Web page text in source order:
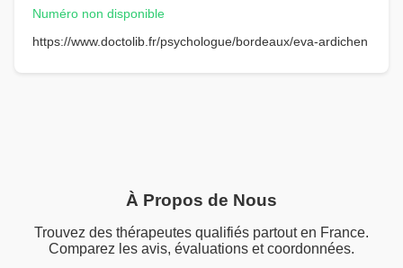
Numéro non disponible
https://www.doctolib.fr/psychologue/bordeaux/eva-ardichen
À Propos de Nous
Trouvez des thérapeutes qualifiés partout en France.
Comparez les avis, évaluations et coordonnées.